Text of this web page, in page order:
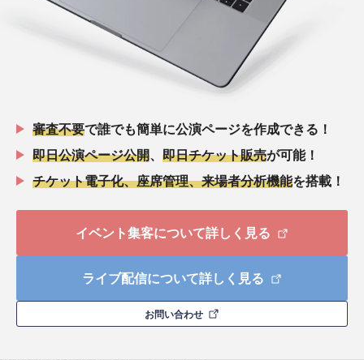
審査不要で誰でも簡単に公演ページを作成できる！
即日公演ページ公開
即日チケット販売が可能！
チケット電子化、座席管理、来場者分析機能を搭載！
イベント集客について詳しく見る
ライブ配信について詳しく見る
お問い合わせ